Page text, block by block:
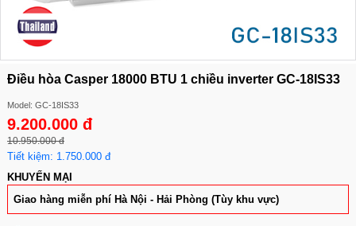
Điều hòa Casper 18000 BTU 1 chiều inverter GC-18IS33
Model: GC-18IS33
9.200.000 đ
10.950.000 đ
Tiết kiệm: 1.750.000 đ
KHUYẾN MẠI
Giao hàng miễn phí Hà Nội - Hải Phòng (Tùy khu vực)